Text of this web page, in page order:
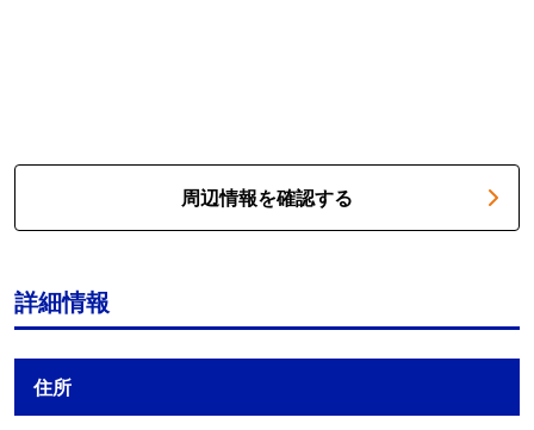
周辺情報を確認する
詳細情報
住所